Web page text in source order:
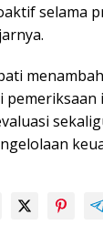
selama